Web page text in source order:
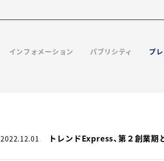
インフォメーション パブリシティ プ
2022.12.01 トレンドExpress、第２創業期